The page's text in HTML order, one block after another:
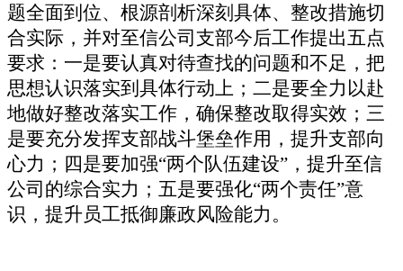
题全面到位、根源剖析深刻具体、整改措施切
合实际，并对至信公司支部今后工作提出五点
要求：一是要认真对待查找的问题和不足，把
思想认识落实到具体行动上；二是要全力以赴
地做好整改落实工作，确保整改取得实效；三
是要充分发挥支部战斗堡垒作用，提升支部向
心力；四是要加强“两个队伍建设”，提升至信
公司的综合实力；五是要强化“两个责任”意
识，提升员工抵御廉政风险能力。